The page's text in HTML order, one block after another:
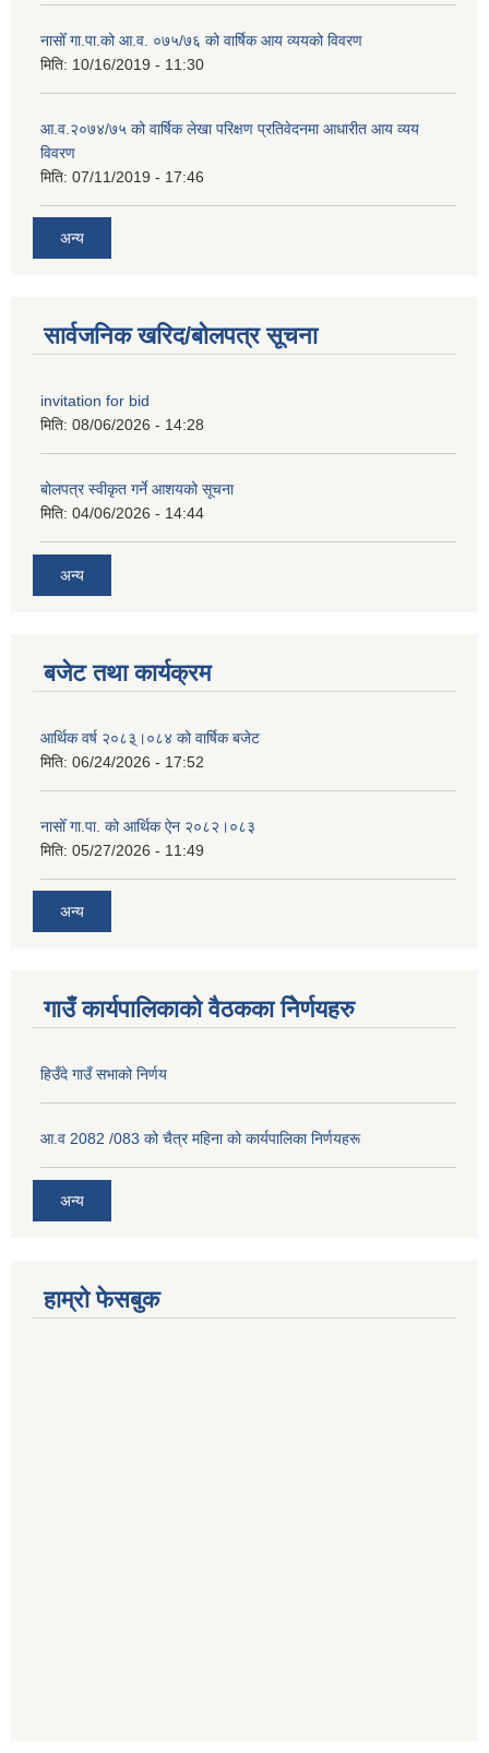
नासोँ गा.पा.को आ.व. ०७५/७६ को वार्षिक आय व्ययको विवरण
मिति: 10/16/2019 - 11:30
आ.व.२०७४/७५ को वार्षिक लेखा परिक्षण प्रतिवेदनमा आधारीत आय व्यय
विवरण
मिति: 07/11/2019 - 17:46
अन्य
सार्वजनिक खरिद/बोलपत्र सूचना
invitation for bid
मिति: 08/06/2026 - 14:28
बोलपत्र स्वीकृत गर्ने आशयको सूचना
मिति: 04/06/2026 - 14:44
अन्य
बजेट तथा कार्यक्रम
आर्थिक वर्ष २०८३्।०८४ को वार्षिक बजेट
मिति: 06/24/2026 - 17:52
नासोँ गा.पा. को आर्थिक ऐन २०८२।०८३
मिति: 05/27/2026 - 11:49
अन्य
गाउँ कार्यपालिकाको वैठकका निेर्णयहरु
हिउँदे गाउँ सभाको निर्णय
आ.व 2082 /083 को चैत्र महिना को कार्यपालिका निर्णयहरू
अन्य
हाम्रो फेसबुक